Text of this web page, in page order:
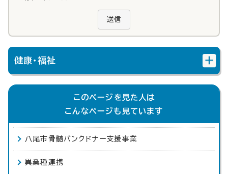
送信
健康・福祉
このページを見た人は
こんなページも見ています
八尾市骨髄バンクドナー支援事業
異業種連携